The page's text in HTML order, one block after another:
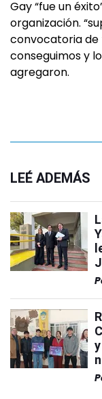
Gay “fue un
organización.
convocatoria de
conseguimos y
agregaron.
LEÉ ADEMÁS